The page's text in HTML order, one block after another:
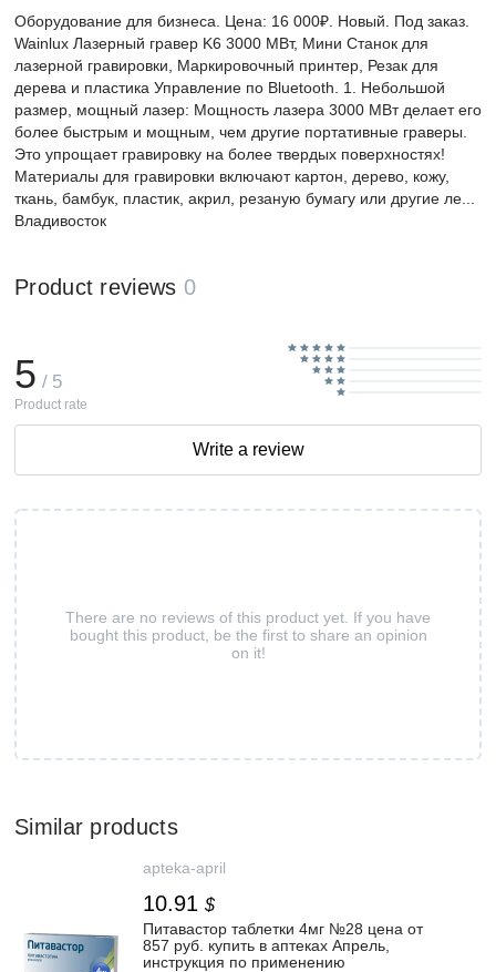
Оборудование для бизнеса. Цена: 16 000₽. Новый. Под заказ.
Wainlux Лазерный гравер K6 3000 МВт, Мини Станок для
лазерной гравировки, Маркировочный принтер, Резак для
дерева и пластика Управление по Bluetooth. 1. Небольшой
размер, мощный лазер: Мощность лазера 3000 МВт делает его
более быстрым и мощным, чем другие портативные граверы.
Это упрощает гравировку на более твердых поверхностях!
Материалы для гравировки включают картон, дерево, кожу,
ткань, бамбук, пластик, акрил, резаную бумагу или другие ле...
Владивосток
Product reviews 0
There are no reviews of this product yet. If you have
bought this product, be the first to share an opinion
on it!
5 / 5
Product rate
Write a review
Similar products
apteka-april
10.91 $
Питавастор таблетки 4мг №28 цена от
857 руб. купить в аптеках Апрель,
инструкция по применению